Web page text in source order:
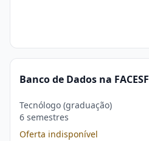
Banco de Dados na FACESF
Tecnólogo (graduação)
6 semestres
Oferta indisponível